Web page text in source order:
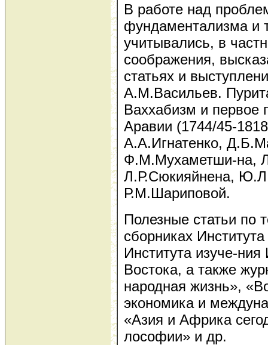
В работе над
фундаментализма и
учитывались, в
соображения,
статьях и
А.М.Васильев.
Ваххабизм и первое
Аравии (1744/45-
А.А.Игнатенко,
Ф.М.Мухаметши-на,
Л.Р.Сюкияйнена,
Р.М.Шариповой.
Полезные статьи по
сборниках
Института изуче-
Востока, а также
народная жизнь»,
экономика и
«Азия и Африка
лософии» и др.